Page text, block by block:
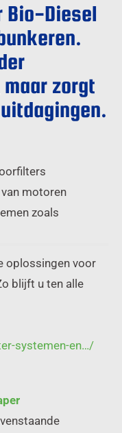
Bio-Diesel
zorgt
motoren
zoals
oplossingen voor
blijft u ten alle
systemen-en…/